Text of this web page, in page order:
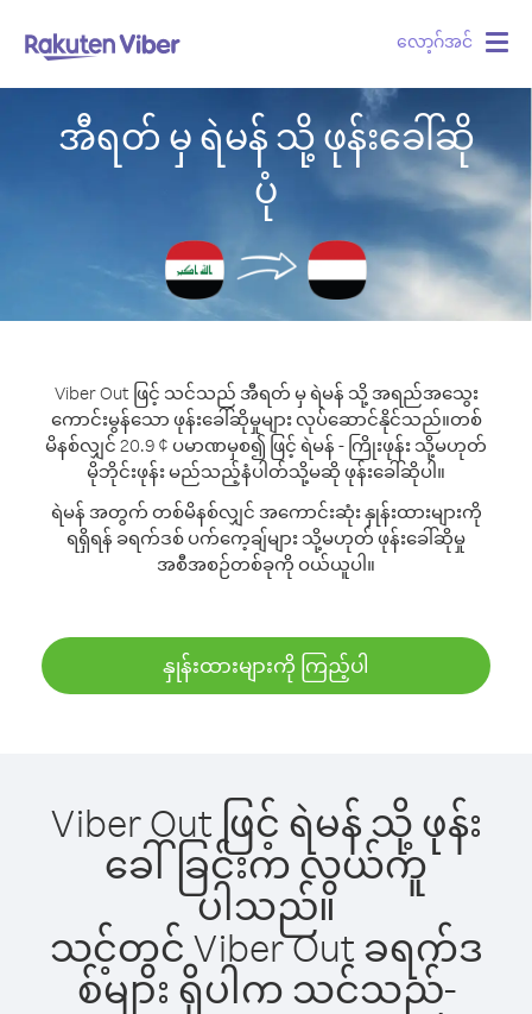
လော့ဂ်အင်
အီရတ် မှ ရဲမန် သို့ ဖုန်းခေါ်ဆို
ပုံ
Viber Out ဖြင့် သင်သည် အီရတ် မှ ရဲမန် သို့ အရည်အသွေး
ကောင်းမွန်သော ဖုန်းခေါ်ဆိုမှုများ လုပ်ဆောင်နိုင်သည်။တစ်
မိနစ်လျှင် 20.9 ¢ ပမာဏမှစ၍ ဖြင့် ရဲမန် - ကြိုးဖုန်း သို့မဟုတ်
မိုဘိုင်းဖုန်း မည်သည့်နံပါတ်သို့မဆို ဖုန်းခေါ်ဆိုပါ။
ရဲမန် အတွက် တစ်မိနစ်လျှင် အကောင်းဆုံး နှုန်းထားများကို
ရရှိရန် ခရက်ဒစ် ပက်ကေ့ချ်များ သို့မဟုတ် ဖုန်းခေါ်ဆိုမှု
အစီအစဉ်တစ်ခုကို ဝယ်ယူပါ။
နှုန်းထားများကို ကြည့်ပါ
Viber Out ဖြင့် ရဲမန် သို့ ဖုန်း
ခေါ်ခြင်းက လွယ်ကူ
ပါသည်။
သင့်တွင် Viber Out ခရက်ဒ
စ်များ ရှိပါက သင်သည်-